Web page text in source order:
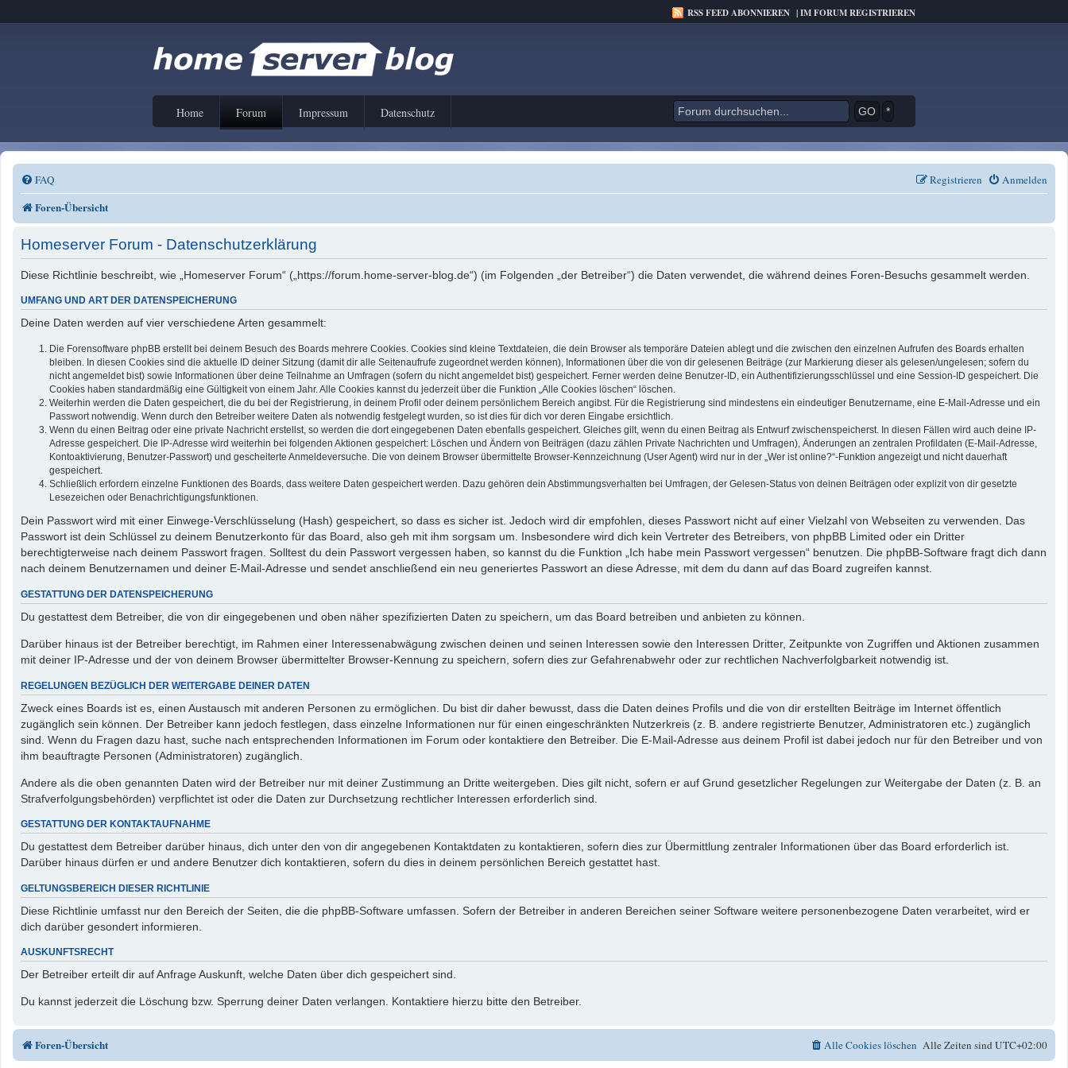
RSS FEED ABONNIEREN |IM FORUM REGISTRIEREN
Home Forum Impressum Datenschutz *
FAQ Anmelden
Registrieren
Foren-Übersicht
Homeserver Forum - Datenschutzerklärung
Diese Richtlinie beschreibt, wie „Homeserver Forum“ („https://forum.home-server-blog.de“) (im Folgenden „der Betreiber“) die Daten verwendet, die während deines Foren-Besuchs gesammelt werden.
UMFANG UND ART DER DATENSPEICHERUNG
Deine Daten werden auf vier verschiedene Arten gesammelt:
Die Forensoftware phpBB erstellt bei deinem Besuch des Boards mehrere Cookies. Cookies sind kleine Textdateien, die dein Browser als temporäre Dateien ablegt und die zwischen den einzelnen Aufrufen des Boards erhalten
bleiben. In diesen Cookies sind die aktuelle ID deiner Sitzung (damit dir alle Seitenaufrufe zugeordnet werden können), Informationen über die von dir gelesenen Beiträge (zur Markierung dieser als gelesen/ungelesen; sofern du
nicht angemeldet bist) sowie Informationen über deine Teilnahme an Umfragen (sofern du nicht angemeldet bist) gespeichert. Ferner werden deine Benutzer-ID, ein Authentifizierungsschlüssel und eine Session-ID gespeichert. Die
Cookies haben standardmäßig eine Gültigkeit von einem Jahr. Alle Cookies kannst du jederzeit über die Funktion „Alle Cookies löschen“ löschen.
Weiterhin werden die Daten gespeichert, die du bei der Registrierung, in deinem Profil oder deinem persönlichem Bereich angibst. Für die Registrierung sind mindestens ein eindeutiger Benutzername, eine E-Mail-Adresse und ein
Passwort notwendig. Wenn durch den Betreiber weitere Daten als notwendig festgelegt wurden, so ist dies für dich vor deren Eingabe ersichtlich.
Wenn du einen Beitrag oder eine private Nachricht erstellst, so werden die dort eingegebenen Daten ebenfalls gespeichert. Gleiches gilt, wenn du einen Beitrag als Entwurf zwischenspeicherst. In diesen Fällen wird auch deine IP-
Adresse gespeichert. Die IP-Adresse wird weiterhin bei folgenden Aktionen gespeichert: Löschen und Ändern von Beiträgen (dazu zählen Private Nachrichten und Umfragen), Änderungen an zentralen Profildaten (E-Mail-Adresse,
Kontoaktivierung, Benutzer-Passwort) und gescheiterte Anmeldeversuche. Die von deinem Browser übermittelte Browser-Kennzeichnung (User Agent) wird nur in der „Wer ist online?“-Funktion angezeigt und nicht dauerhaft
gespeichert.
Schließlich erfordern einzelne Funktionen des Boards, dass weitere Daten gespeichert werden. Dazu gehören dein Abstimmungsverhalten bei Umfragen, der Gelesen-Status von deinen Beiträgen oder explizit von dir gesetzte
Lesezeichen oder Benachrichtigungsfunktionen.
Dein Passwort wird mit einer Einwege-Verschlüsselung (Hash) gespeichert, so dass es sicher ist. Jedoch wird dir empfohlen, dieses Passwort nicht auf einer Vielzahl von Webseiten zu verwenden. Das
Passwort ist dein Schlüssel zu deinem Benutzerkonto für das Board, also geh mit ihm sorgsam um. Insbesondere wird dich kein Vertreter des Betreibers, von phpBB Limited oder ein Dritter
berechtigterweise nach deinem Passwort fragen. Solltest du dein Passwort vergessen haben, so kannst du die Funktion „Ich habe mein Passwort vergessen“ benutzen. Die phpBB-Software fragt dich dann
nach deinem Benutzernamen und deiner E-Mail-Adresse und sendet anschließend ein neu generiertes Passwort an diese Adresse, mit dem du dann auf das Board zugreifen kannst.
GESTATTUNG DER DATENSPEICHERUNG
Du gestattest dem Betreiber, die von dir eingegebenen und oben näher spezifizierten Daten zu speichern, um das Board betreiben und anbieten zu können.
Darüber hinaus ist der Betreiber berechtigt, im Rahmen einer Interessenabwägung zwischen deinen und seinen Interessen sowie den Interessen Dritter, Zeitpunkte von Zugriffen und Aktionen zusammen
mit deiner IP-Adresse und der von deinem Browser übermittelter Browser-Kennung zu speichern, sofern dies zur Gefahrenabwehr oder zur rechtlichen Nachverfolgbarkeit notwendig ist.
REGELUNGEN BEZÜGLICH DER WEITERGABE DEINER DATEN
Zweck eines Boards ist es, einen Austausch mit anderen Personen zu ermöglichen. Du bist dir daher bewusst, dass die Daten deines Profils und die von dir erstellten Beiträge im Internet öffentlich
zugänglich sein können. Der Betreiber kann jedoch festlegen, dass einzelne Informationen nur für einen eingeschränkten Nutzerkreis (z. B. andere registrierte Benutzer, Administratoren etc.) zugänglich
sind. Wenn du Fragen dazu hast, suche nach entsprechenden Informationen im Forum oder kontaktiere den Betreiber. Die E-Mail-Adresse aus deinem Profil ist dabei jedoch nur für den Betreiber und von
ihm beauftragte Personen (Administratoren) zugänglich.
Andere als die oben genannten Daten wird der Betreiber nur mit deiner Zustimmung an Dritte weitergeben. Dies gilt nicht, sofern er auf Grund gesetzlicher Regelungen zur Weitergabe der Daten (z. B. an
Strafverfolgungsbehörden) verpflichtet ist oder die Daten zur Durchsetzung rechtlicher Interessen erforderlich sind.
GESTATTUNG DER KONTAKTAUFNAHME
Du gestattest dem Betreiber darüber hinaus, dich unter den von dir angegebenen Kontaktdaten zu kontaktieren, sofern dies zur Übermittlung zentraler Informationen über das Board erforderlich ist.
Darüber hinaus dürfen er und andere Benutzer dich kontaktieren, sofern du dies in deinem persönlichen Bereich gestattet hast.
GELTUNGSBEREICH DIESER RICHTLINIE
Diese Richtlinie umfasst nur den Bereich der Seiten, die die phpBB-Software umfassen. Sofern der Betreiber in anderen Bereichen seiner Software weitere personenbezogene Daten verarbeitet, wird er
dich darüber gesondert informieren.
AUSKUNFTSRECHT
Der Betreiber erteilt dir auf Anfrage Auskunft, welche Daten über dich gespeichert sind.
Du kannst jederzeit die Löschung bzw. Sperrung deiner Daten verlangen. Kontaktiere hierzu bitte den Betreiber.
Foren-Übersicht Alle Zeiten sindUTC+02:00
Alle Cookies löschen